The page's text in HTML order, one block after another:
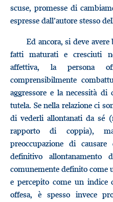
scuse, promesse di
espresse dall’autore stesso
Ed ancora, si deve
fatti maturati e cresciuti
affettiva, la persona
comprensibilmente
aggressore e la necessità di
tutela. Se nella relazione ci
di vederli allontanati da sé
rapporto di coppia),
preoccupazione di
definitivo allontanamento
comunemente definito come
e percepito come un indice
offesa, è spesso invece